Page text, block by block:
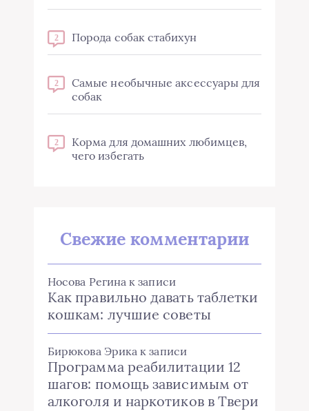
2 Порода собак стабихун
2
Самые необычные аксессуары для
собак
2
Корма для домашних любимцев,
чего избегать
Свежие комментарии
Носова Регина к записи
Как правильно давать таблетки
кошкам: лучшие советы
Бирюкова Эрика к записи
Программа реабилитации 12
шагов: помощь зависимым от
алкоголя и наркотиков в Твери